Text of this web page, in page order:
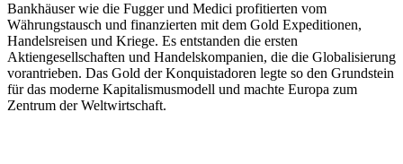
Bankhäuser wie die Fugger und Medici profitierten vom
Währungstausch und finanzierten mit dem Gold Expeditionen,
Handelsreisen und Kriege. Es entstanden die ersten
Aktiengesellschaften und Handelskompanien, die die Globalisierung
vorantrieben. Das Gold der Konquistadoren legte so den Grundstein
für das moderne Kapitalismusmodell und machte Europa zum
Zentrum der Weltwirtschaft.